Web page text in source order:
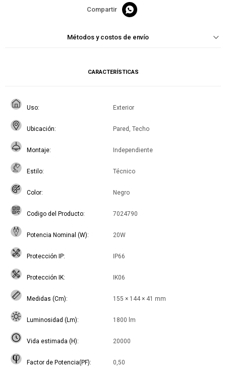

Métodos y costos de envío
CARACTERÍSTICAS
Uso Exterior
Ubicación Pared, Techo
Montaje Independiente
Estilo Técnico
Color Negro
Codigo del Producto 7024790
Potencia Nominal (W) 20W
Protección IP IP66
Protección IK IK06
Medidas (Cm) 155 × 144 × 41 mm
Luminosidad (Lm) 1800 lm
Vida estimada (H) 20000
Factor de Potencia(PF) 0,50